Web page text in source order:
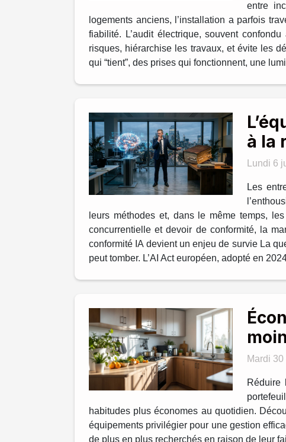
entre
logements anciens, l’installation a parfois
fiabilité. L’audit électrique, souvent
risques, hiérarchise les travaux, et évite les
qui “tient”, des prises qui fonctionnent, une
à la
Lundi 6
Les
leurs méthodes et, dans le même temps,
concurrentielle et devoir de conformité, la
conformité IA devient un enjeu de survie La
peut tomber. L’AI Act européen, adopté en
Mardi
Réduire
habitudes plus économes au quotidien.
équipements privilégier pour une gestion
de plus en plus recherchés en raison de leur